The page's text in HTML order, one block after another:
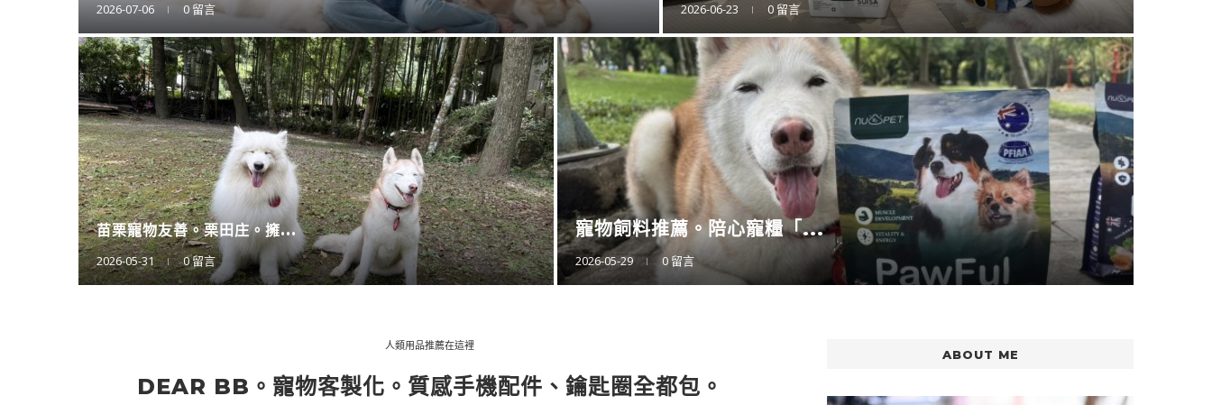
2025-12-12 0 留言 2025-11-15 0 留言
廚房神隊友登場。CAES...
2025-11-11 0 留言
衛浴還是讓專業的來。CA...
2025-11-10 0 留言
人類用品推薦在這裡
DEAR BB。寵物客製化。質感手機配件、鑰匙圈全都包。
ABOUT ME